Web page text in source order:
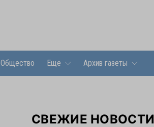
Общество Еще Архив газеты
СВЕЖИЕ НОВОСТИ